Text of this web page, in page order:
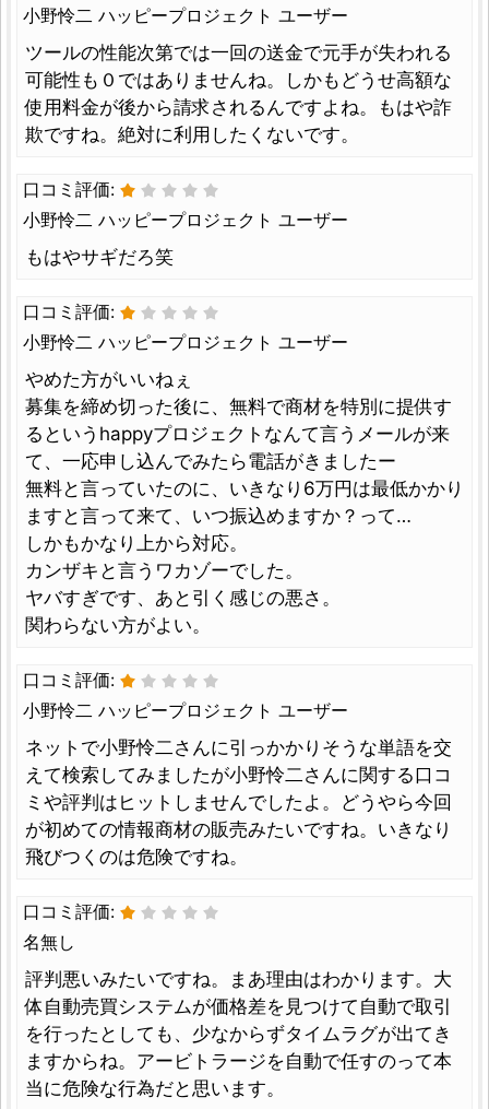
小野怜二 ハッピープロジェクト ユーザー
ツールの性能次第では一回の送金で元手が失われる
可能性も０ではありませんね。しかもどうせ高額な
使用料金が後から請求されるんですよね。もはや詐
欺ですね。絶対に利用したくないです。
口コミ評価:
小野怜二 ハッピープロジェクト ユーザー
もはやサギだろ笑
口コミ評価:
小野怜二 ハッピープロジェクト ユーザー
やめた方がいいねぇ
募集を締め切った後に、無料で商材を特別に提供す
るというhappyプロジェクトなんて言うメールが来
て、一応申し込んでみたら電話がきましたー
無料と言っていたのに、いきなり6万円は最低かかり
ますと言って来て、いつ振込めますか？って…
しかもかなり上から対応。
カンザキと言うワカゾーでした。
ヤバすぎです、あと引く感じの悪さ。
関わらない方がよい。
口コミ評価:
小野怜二 ハッピープロジェクト ユーザー
ネットで小野怜二さんに引っかかりそうな単語を交
えて検索してみましたが小野怜二さんに関する口コ
ミや評判はヒットしませんでしたよ。どうやら今回
が初めての情報商材の販売みたいですね。いきなり
飛びつくのは危険ですね。
口コミ評価:
名無し
評判悪いみたいですね。まあ理由はわかります。大
体自動売買システムが価格差を見つけて自動で取引
を行ったとしても、少なからずタイムラグが出てき
ますからね。アービトラージを自動で任すのって本
当に危険な行為だと思います。